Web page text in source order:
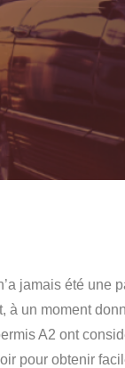
jamais été une
à un moment
A2 ont
pour obtenir